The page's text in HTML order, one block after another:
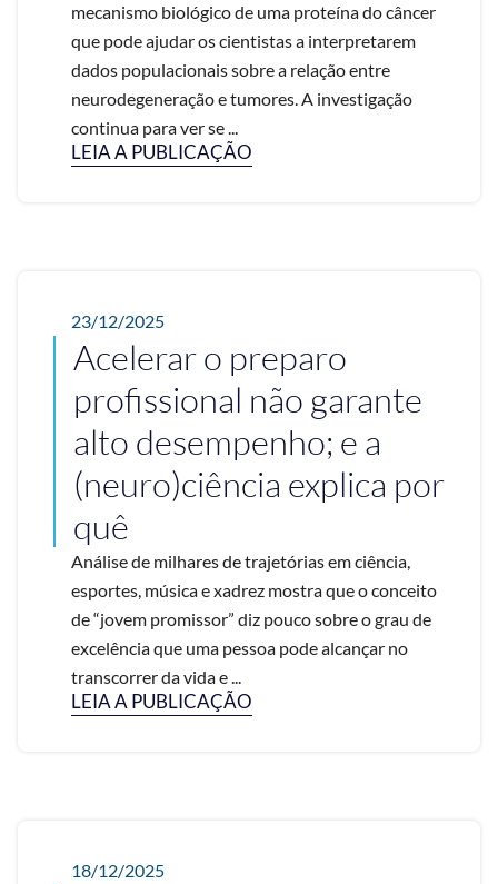
mecanismo biológico de uma proteína do câncer
que pode ajudar os cientistas a interpretarem
dados populacionais sobre a relação entre
neurodegeneração e tumores. A investigação
continua para ver se ...
LEIA A PUBLICAÇÃO
23/12/2025
Acelerar o preparo
profissional não garante
alto desempenho; e a
(neuro)ciência explica por
quê
Análise de milhares de trajetórias em ciência,
esportes, música e xadrez mostra que o conceito
de “jovem promissor” diz pouco sobre o grau de
excelência que uma pessoa pode alcançar no
transcorrer da vida e ...
LEIA A PUBLICAÇÃO
18/12/2025